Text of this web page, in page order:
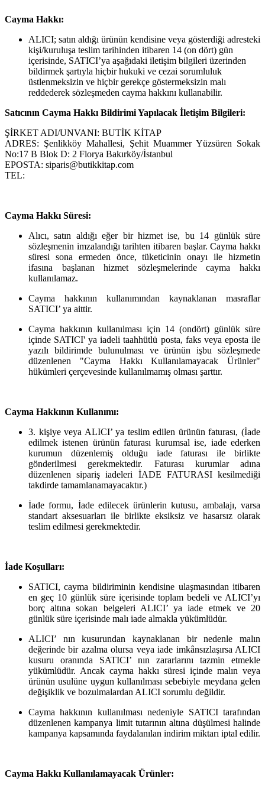
Cayma Hakkı:
ALICI; satın aldığı ürünün kendisine veya gösterdiği adresteki
kişi/kuruluşa teslim tarihinden itibaren 14 (on dört) gün
içerisinde, SATICI’ya aşağıdaki iletişim bilgileri üzerinden
bildirmek şartıyla hiçbir hukuki ve cezai sorumluluk
üstlenmeksizin ve hiçbir gerekçe göstermeksizin malı
reddederek sözleşmeden cayma hakkını kullanabilir.
Satıcının Cayma Hakkı Bildirimi Yapılacak İletişim Bilgileri:
ŞİRKET ADI/UNVANI: BUTİK KİTAP
ADRES: Şenlikköy Mahallesi, Şehit Muammer Yüzsüren Sokak
No:17 B Blok D: 2 Florya Bakırköy/İstanbul
EPOSTA: siparis@butikkitap.com
TEL:
Cayma Hakkı Süresi:
Alıcı, satın aldığı eğer bir hizmet ise, bu 14 günlük süre
sözleşmenin imzalandığı tarihten itibaren başlar. Cayma hakkı
süresi sona ermeden önce, tüketicinin onayı ile hizmetin
ifasına başlanan hizmet sözleşmelerinde cayma hakkı
kullanılamaz.
Cayma hakkının kullanımından kaynaklanan masraflar
SATICI’ ya aittir.
Cayma hakkının kullanılması için 14 (ondört) günlük süre
içinde SATICI' ya iadeli taahhütlü posta, faks veya eposta ile
yazılı bildirimde bulunulması ve ürünün işbu sözleşmede
düzenlenen "Cayma Hakkı Kullanılamayacak Ürünler"
hükümleri çerçevesinde kullanılmamış olması şarttır.
Cayma Hakkının Kullanımı:
3. kişiye veya ALICI’ ya teslim edilen ürünün faturası, (İade
edilmek istenen ürünün faturası kurumsal ise, iade ederken
kurumun düzenlemiş olduğu iade faturası ile birlikte
gönderilmesi gerekmektedir. Faturası kurumlar adına
düzenlenen sipariş iadeleri İADE FATURASI kesilmediği
takdirde tamamlanamayacaktır.)
İade formu, İade edilecek ürünlerin kutusu, ambalajı, varsa
standart aksesuarları ile birlikte eksiksiz ve hasarsız olarak
teslim edilmesi gerekmektedir.
İade Koşulları:
SATICI, cayma bildiriminin kendisine ulaşmasından itibaren
en geç 10 günlük süre içerisinde toplam bedeli ve ALICI’yı
borç altına sokan belgeleri ALICI’ ya iade etmek ve 20
günlük süre içerisinde malı iade almakla yükümlüdür.
ALICI’ nın kusurundan kaynaklanan bir nedenle malın
değerinde bir azalma olursa veya iade imkânsızlaşırsa ALICI
kusuru oranında SATICI’ nın zararlarını tazmin etmekle
yükümlüdür. Ancak cayma hakkı süresi içinde malın veya
ürünün usulüne uygun kullanılması sebebiyle meydana gelen
değişiklik ve bozulmalardan ALICI sorumlu değildir.
Cayma hakkının kullanılması nedeniyle SATICI tarafından
düzenlenen kampanya limit tutarının altına düşülmesi halinde
kampanya kapsamında faydalanılan indirim miktarı iptal edilir.
Cayma Hakkı Kullanılamayacak Ürünler: